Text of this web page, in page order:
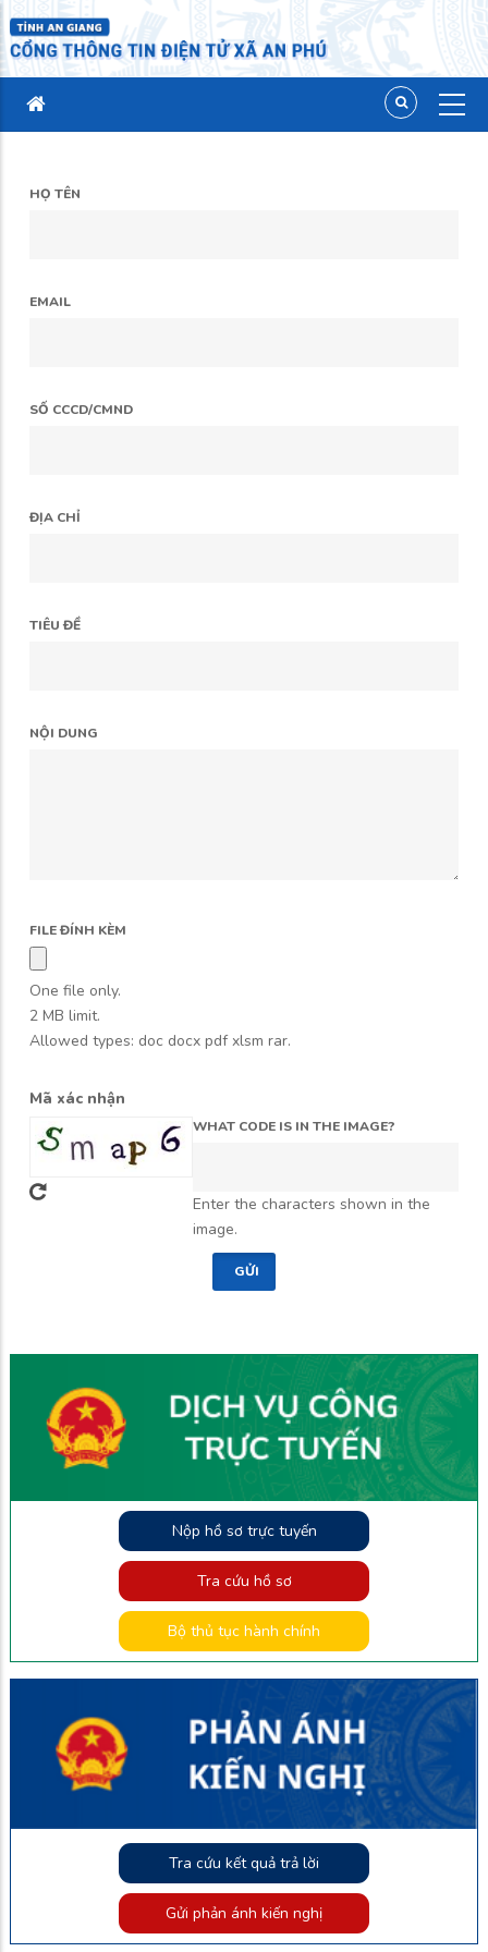
HỌ TÊN
EMAIL
SỐ CCCD/CMND
ĐỊA CHỈ
TIÊU ĐỀ
NỘI DUNG
FILE ĐÍNH KÈM
One file only.
2 MB limit.
Allowed types: doc docx pdf xlsm rar.
Mã xác nhận
WHAT CODE IS IN THE IMAGE?
Enter the characters shown in the
image.
Nộp hồ sơ trực tuyến
Tra cứu hồ sơ
Bộ thủ tục hành chính
Tra cứu kết quả trả lời
Gửi phản ánh kiến nghị